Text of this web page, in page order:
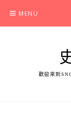
content
MENU
歡迎來到